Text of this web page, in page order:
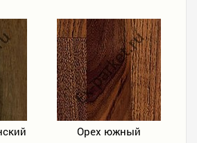
Орех южный